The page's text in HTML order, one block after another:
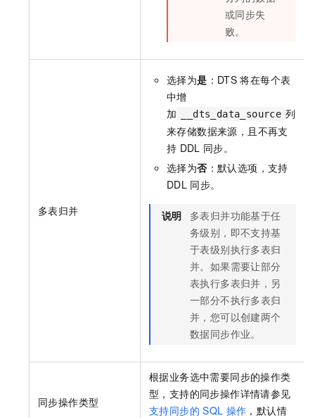
或同步失
败。
多表归并
选择为是 ：DTS 将在每个表
中增
加
__dts_data_source 列
来存储数据来源，且不再支
持 DDL 同步。
选择为否：默认选项，支持
DDL 同步。
说明
多表归并功能基于任
务级别，即不支持基
于表级别执行多表归
并。如果需要让部分
表执行多表归并，另
一部分不执行多表归
并，您可以创建两个
数据同步作业。
同步操作类型
根据业务选中需要同步的操作类
型，支持的同步操作详情请参见
支持同步的 SQL 操作 ，默认情